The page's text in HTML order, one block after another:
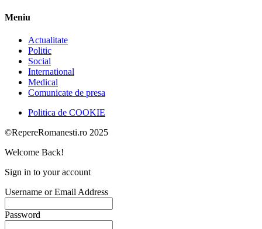
Meniu
Actualitate
Politic
Social
International
Medical
Comunicate de presa
Politica de COOKIE
©RepereRomanesti.ro 2025
Welcome Back!
Sign in to your account
Username or Email Address
Password